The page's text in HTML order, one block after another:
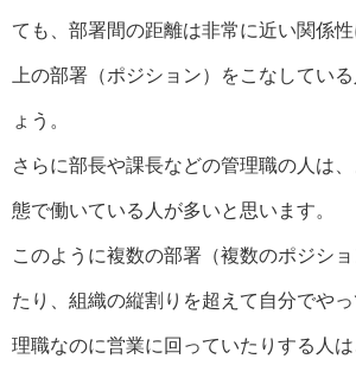
ても、部署間の距離は非常に近い関係
上の部署（ポジション）をこなしてい
ょう。
さらに部長や課長などの管理職の人は
態で働いている人が多いと思います。
このように複数の部署（複数のポジシ
たり、組織の縦割りを超えて自分でや
理職なのに営業に回っていたりする人